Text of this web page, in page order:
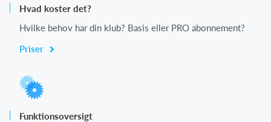
Hvad koster det?
Hvilke behov har din klub? Basis eller PRO abonnement?
Priser
Funktionsoversigt